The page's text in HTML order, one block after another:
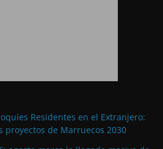
Residentes en el Extranjero:
proyectos de Marruecos 2030